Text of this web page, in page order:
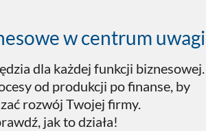
w centrum uwagi
dla każdej funkcji biznesowej.
od produkcji po finanse, by
rozwój Twojej firmy.
jak to działa!